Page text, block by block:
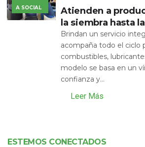
A SOCIAL
Atienden a
la siembra hasta
Brindan un servicio
acompaña todo el ciclo
combustibles,
modelo se basa en un
confianza y...
Leer Más
ESTEMOS CONECTADOS